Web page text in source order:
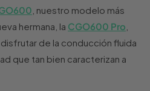
, nuestro modelo más
hermana, la CGO600 Pro
de la conducción fluida
que tan bien caracterizan a